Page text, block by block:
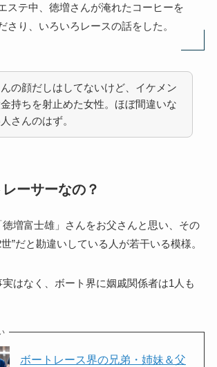
ステ中、徳増さんが淹れたコーヒーを
さり、いろいろレースの話をした。
の顔だしはしてないけど、イケメン
金持ちを射止めた女性。ほぼ間違いな
さんのはず。
ーサーなの？
徳増富士雄」さんをお父さんと思い、その
”だと勘違いしている人が若干いる模様。
実はなく、ボート界に姻戚関係者は1人も
ボートレース界の兄弟・姉妹＆父